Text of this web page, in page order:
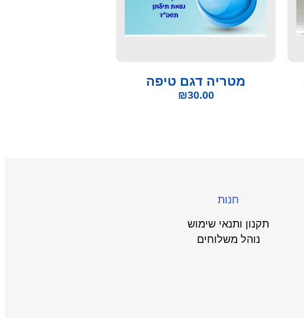
מטריה דגם טיפה
₪30.00
חנות
תקנון ותנאי שימוש
נוהל משלוחים